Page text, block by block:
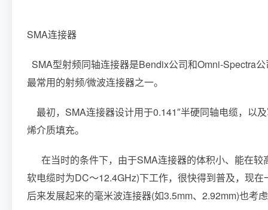
SMA连接器
SMA型射频同轴连接器是Bendix公司和Omni-Spectra
最常用的射频/微波连接器之一。
最初，SMA连接器设计用于0.141″半硬同轴电缆，以
烯介质填充。
在当时的条件下，由于SMA连接器的体积小、能在较
软电缆时为DC～12.4GHz)下工作，很快得到普及，现
后来发展起来的毫米波连接器(如3.5mm、2.92mm)也考